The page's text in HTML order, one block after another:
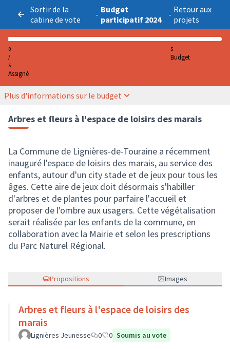
Sortir de la
cabine de vote
- Budget
participatif 2024
- Retour aux
projets
0
/
5
Assigné
5
Budget
Plus d'informations sur le budget
Arbres et fleurs à l'espace de loisirs des marais
La Commune de Lignières-de-Touraine a récemment
inauguré l'espace de loisirs des marais, au service des
enfants, autour d'un city stade et de jeux pour tous les
âges. Cette aire de jeux doit désormais s'habiller
d'arbres et de plantes pour parfaire l'accueil et
proposer de l'ombre aux usagers. Cette végétalisation
serait réalisée par les enfants de la commune, en
collaboration avec la Mairie et selon les prescriptions
du Parc Naturel Régional.
Propositions Images
Arbres et fleurs à l'espace de loisirs des
marais
Lignières Jeunesse 0 0 Soumis au vote